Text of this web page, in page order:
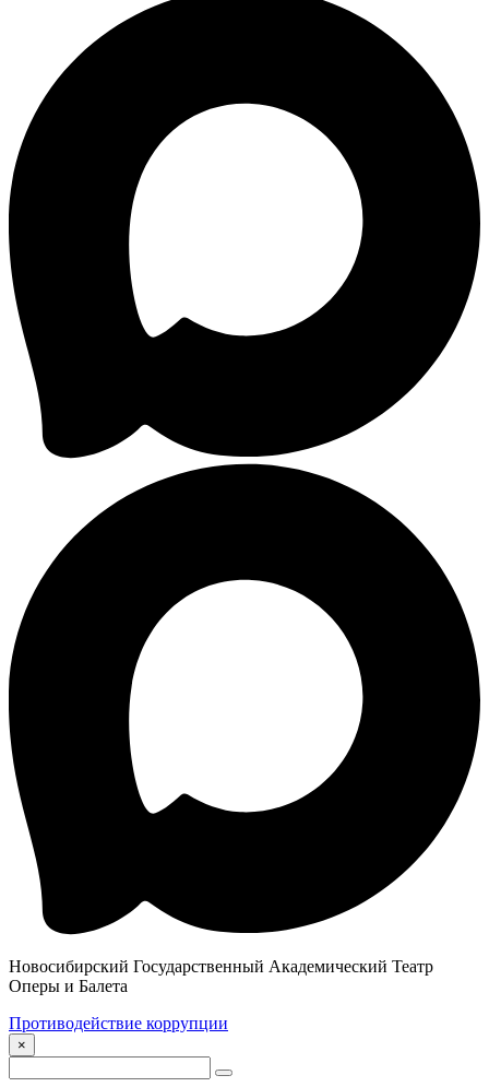
Новосибирский Государственный Академический Театр
Оперы и Балета
Противодействие коррупции
×